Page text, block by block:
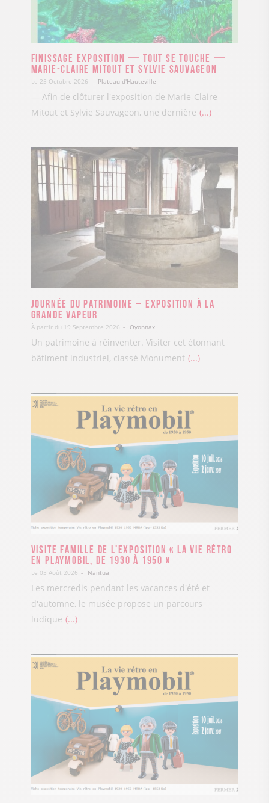
Finissage exposition — Tout se touche —
Marie-Claire Mitout et Sylvie Sauvageon
Le 25 Octobre 2026 Plateau d'Hauteville
— Afin de clôturer l'exposition de Marie-Claire
Mitout et Sylvie Sauvageon, une dernière ...
Journée du Patrimoine – Exposition à la
Grande Vapeur
À partir du 19 Septembre 2026 Oyonnax
Un patrimoine à réinventer. Visiter cet étonnant
bâtiment industriel, classé Monument ...
Visite famille de l’exposition « La vie rétro
en Playmobil, de 1930 à 1950 »
Le 05 Août 2026 Nantua
Les mercredis pendant les vacances d'été et
d'automne, le musée propose un parcours
ludique ...